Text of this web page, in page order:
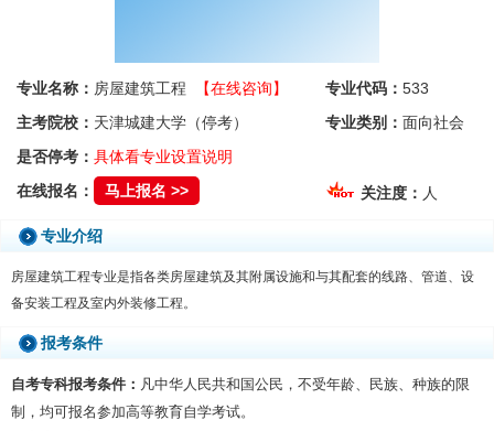
专业名称： 房屋建筑工程 【在线咨询】 专业代码：533
主考院校： 天津城建大学（停考） 专业类别：面向社会
是否停考：具体看专业设置说明
在线报名：
马上报名 >> 关注度： 人
专业介绍
房屋建筑工程专业是指各类房屋建筑及其附属设施和与其配套的线路、管道、设
备安装工程及室内外装修工程。
报考条件
自考专科报考条件： 凡中华人民共和国公民，不受年龄、民族、种族的限
制，均可报名参加高等教育自学考试。